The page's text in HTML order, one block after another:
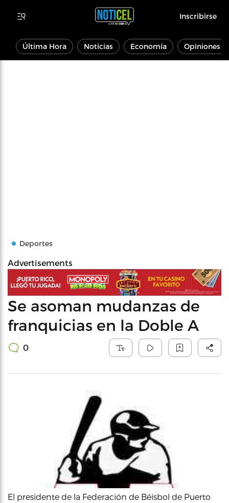
Inscribirse
Última Hora Noticias Economía Opiniones
Deportes
Advertisements
Se asoman mudanzas de
franquicias en la Doble A
0
El presidente de la Federación de Béisbol de Puerto